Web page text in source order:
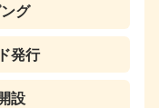
グ
発行
設